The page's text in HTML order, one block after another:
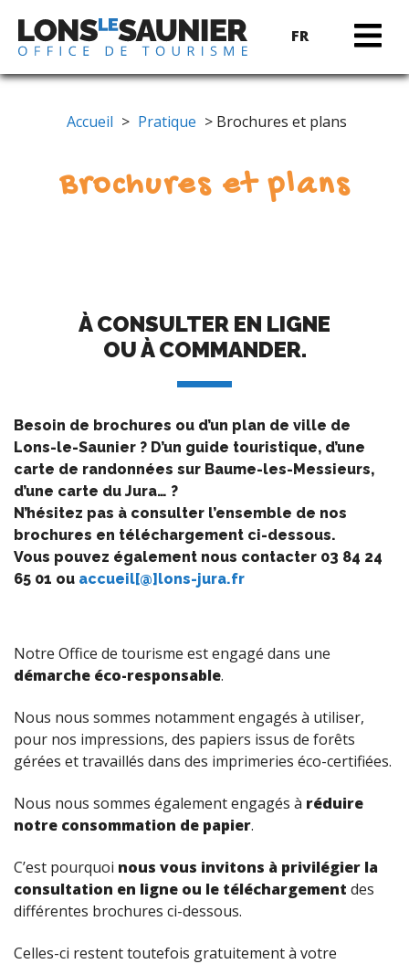
FR
Accueil > Pratique > Brochures et plans
Brochures et plans
À CONSULTER EN LIGNE
OU À COMMANDER.
Besoin de brochures ou d’un plan de ville de
Lons-le-Saunier ? D’un guide touristique, d’une
carte de randonnées sur Baume-les-Messieurs,
d’une carte du Jura… ?
N’hésitez pas à consulter l’ensemble de nos
brochures en téléchargement ci-dessous.
Vous pouvez également nous contacter 03 84 24
65 01 ou accueil[@]lons-jura.fr
Notre Office de tourisme est engagé dans une
démarche éco-responsable.
Nous nous sommes notamment engagés à utiliser,
pour nos impressions, des papiers issus de forêts
gérées et travaillés dans des imprimeries éco-certifiées.
Nous nous sommes également engagés à réduire
notre consommation de papier.
C’est pourquoi nous vous invitons à privilégier la
consultation en ligne ou le téléchargement des
différentes brochures ci-dessous.
Celles-ci restent toutefois gratuitement à votre